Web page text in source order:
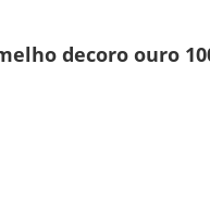
decoro ouro